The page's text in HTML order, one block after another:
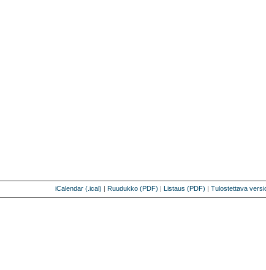
iCalendar (.ical) | Ruudukko (PDF) | Listaus (PDF) | Tulostettava